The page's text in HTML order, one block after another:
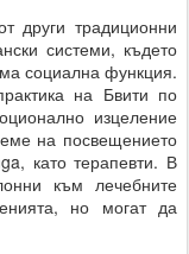
традиционни
системи, където
социална функция.
на Бвити по
изцеление
на посвещението
като терапевти. В
към лечебните
но могат да